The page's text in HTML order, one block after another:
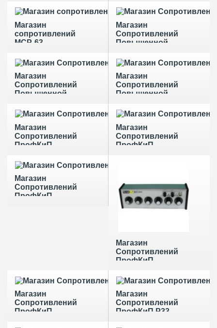
Магазин
сопротивлений
МСР-63
Магазин
Сопротивлений
Повышенной
ПрофКиП МСМ-1
Магазин
Сопротивлений
Повышенной
ПрофКиП МСМ-2
Магазин
Сопротивлений
Повышенной
ПрофКиП МСМ-3
Магазин
Сопротивлений
ПрофКиП
Магазин
Сопротивлений
ПрофКиП
Магазин
Сопротивлений
ПрофКиП
Магазин
Сопротивлений
ПрофКиП
Магазин
Сопротивлений
ПрофКиП
Магазин
Сопротивлений
ПрофКиП Р33